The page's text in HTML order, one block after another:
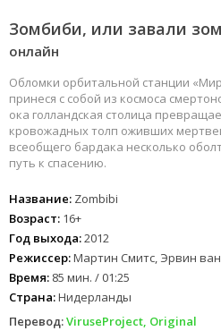
Зомбиби, или завали
онлайн
Обломки орбитальной станции
принеся с собой из космоса
ока голландская столица
кровожадных толп оживших
всеобщего бардака несколько
путь к спасению.
Название: Zombibi
Возраст: 16+
Год выхода:2012
Режиссер:Мартин Смитс, Эрвин
Время: 85 мин. / 01:25
Страна:Нидерланды
Перевод:ViruseProject, Original